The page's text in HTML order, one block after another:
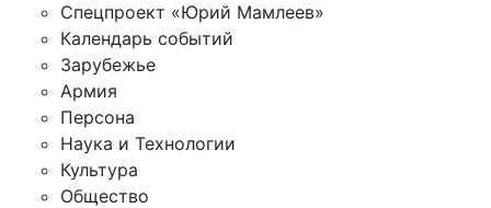
Спецпроект «Юрий Мамлеев»
Календарь событий
Зарубежье
Армия
Персона
Наука и Технологии
Культура
Общество